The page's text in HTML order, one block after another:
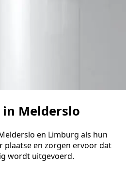
Melderslo
en Limburg als hun
plaatse en zorgen ervoor dat
wordt uitgevoerd.